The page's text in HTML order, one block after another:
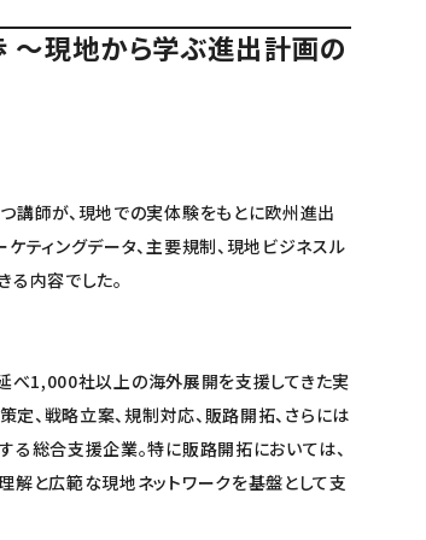
〜現地から学ぶ進出計画の
講師が、現地での実体験をもとに欧州進出
ティングデータ、主要規制、現地ビジネスル
内容でした。
べ1,000社以上の海外展開を支援してきた実
、戦略立案、規制対応、販路開拓、さらには
総合支援企業。特に販路開拓においては、
と広範な現地ネットワークを基盤として支